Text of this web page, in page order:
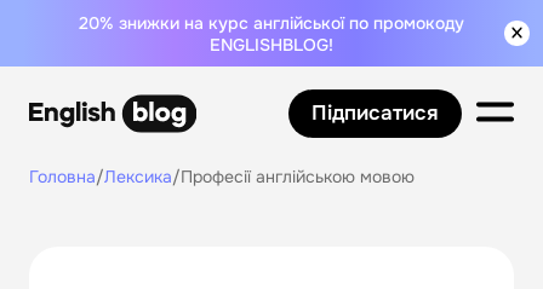
20% знижки на курс англійської по промокоду
ENGLISHBLOG!
Підписатися
Головна/Лексика/Професії англійською мовою